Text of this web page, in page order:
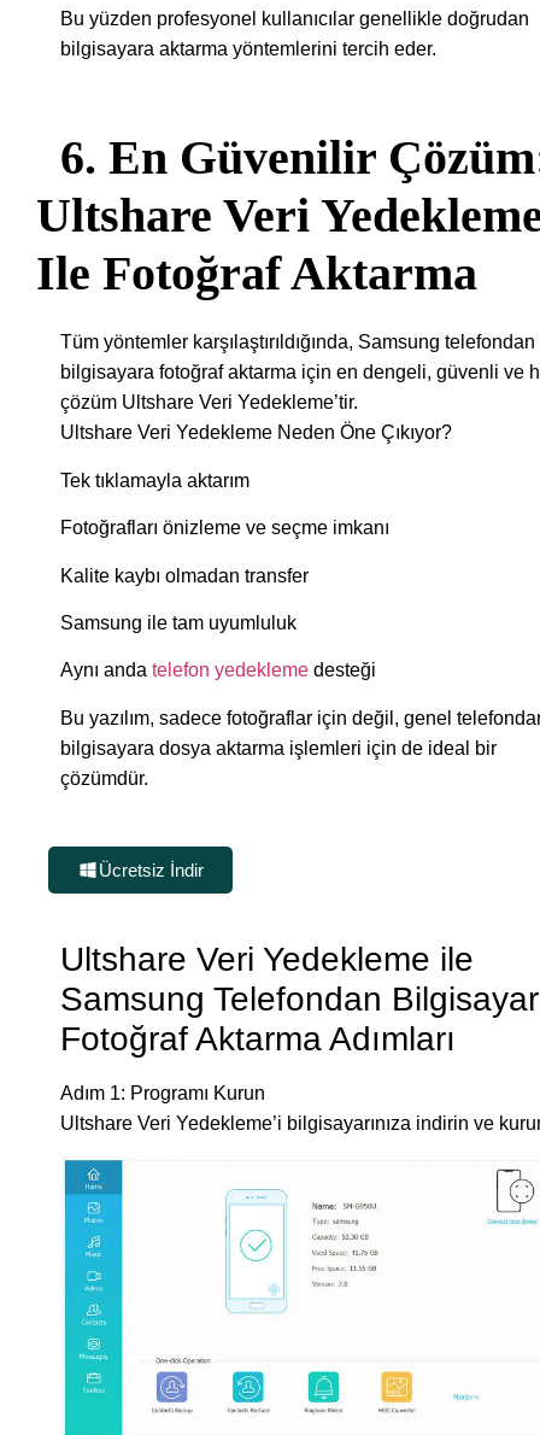
Bu yüzden profesyonel kullanıcılar genellikle doğrudan
bilgisayara aktarma yöntemlerini tercih eder.
6. En Güvenilir
Ultshare Veri
Ile Fotoğraf Aktarma
Tüm yöntemler karşılaştırıldığında, Samsung telefondan
bilgisayara fotoğraf aktarma için en dengeli, güvenli ve
çözüm Ultshare Veri Yedekleme’tir.
Ultshare Veri Yedekleme Neden Öne Çıkıyor?
Tek tıklamayla aktarım
Fotoğrafları önizleme ve seçme imkanı
Kalite kaybı olmadan transfer
Samsung ile tam uyumluluk
Aynı anda telefon yedekleme desteği
Bu yazılım, sadece fotoğraflar için değil, genel
bilgisayara dosya aktarma işlemleri için de ideal bir
çözümdür.
Ücretsiz İndir
Ultshare Veri Yedekleme ile
Samsung Telefondan
Fotoğraf Aktarma Adımları
Adım 1: Programı Kurun
Ultshare Veri Yedekleme’i bilgisayarınıza indirin ve